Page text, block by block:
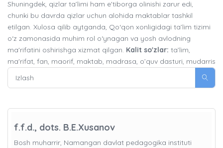
Shuningdek, qizlar ta’limi ham e'tiborga olinishi zarur edi,
chunki bu davrda qizlar uchun alohida maktablar tashkil
etilgan. Xulosa qilib aytganda, Qo‘qon xonligidagi ta’lim tizimi
o‘z zamonasida muhim rol o‘ynagan va yosh avlodning
ma'rifatini oshirishga xizmat qilgan. Kalit so'zlar: ta’lim,
ma'rifat, fan, maorif, maktab, madrasa, o’quv dasturi, mudarris
f.f.d., dots. B.E.Xusanov
Bosh muharrir, Namangan davlat pedagogika instituti